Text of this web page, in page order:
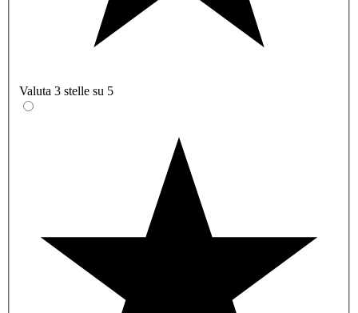
Valuta 3 stelle su 5